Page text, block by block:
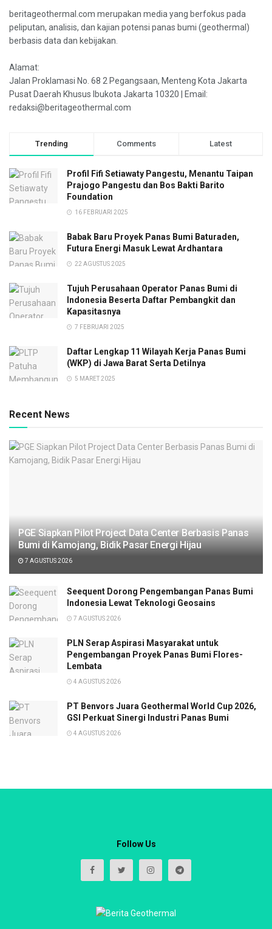
beritageothermal.com merupakan media yang berfokus pada
peliputan, analisis, dan kajian potensi panas bumi (geothermal)
berbasis data dan kebijakan.
Alamat:
Jalan Proklamasi No. 68 2 Pegangsaan, Menteng Kota Jakarta
Pusat Daerah Khusus Ibukota Jakarta 10320 | Email:
redaksi@beritageothermal.com
Trending Comments Latest
Profil Fifi Setiawaty Pangestu, Menantu Taipan
Prajogo Pangestu dan Bos Bakti Barito
Foundation
16 FEBRUARI 2025
Babak Baru Proyek Panas Bumi Baturaden,
Futura Energi Masuk Lewat Ardhantara
22 AGUSTUS 2025
Tujuh Perusahaan Operator Panas Bumi di
Indonesia Beserta Daftar Pembangkit dan
Kapasitasnya
7 FEBRUARI 2025
Daftar Lengkap 11 Wilayah Kerja Panas Bumi
(WKP) di Jawa Barat Serta Detilnya
5 MARET 2025
Recent News
PGE Siapkan Pilot Project Data Center Berbasis Panas
Bumi di Kamojang, Bidik Pasar Energi Hijau
7 AGUSTUS 2026
Seequent Dorong Pengembangan Panas Bumi
Indonesia Lewat Teknologi Geosains
7 AGUSTUS 2026
PLN Serap Aspirasi Masyarakat untuk
Pengembangan Proyek Panas Bumi Flores-
Lembata
4 AGUSTUS 2026
PT Benvors Juara Geothermal World Cup 2026,
GSI Perkuat Sinergi Industri Panas Bumi
4 AGUSTUS 2026
Follow Us